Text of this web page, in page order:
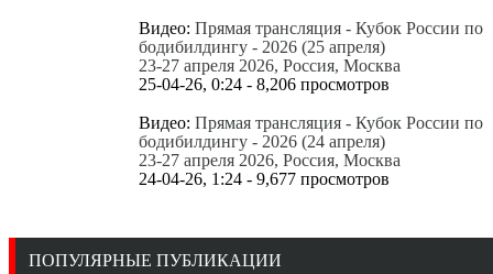
Видео: Прямая трансляция - Кубок России по
бодибилдингу - 2026 (25 апреля)
23-27 апреля 2026, Россия, Москва
25-04-26, 0:24 - 8,206 просмотров
Видео: Прямая трансляция - Кубок России по
бодибилдингу - 2026 (24 апреля)
23-27 апреля 2026, Россия, Москва
24-04-26, 1:24 - 9,677 просмотров
ПОПУЛЯРНЫЕ ПУБЛИКАЦИИ